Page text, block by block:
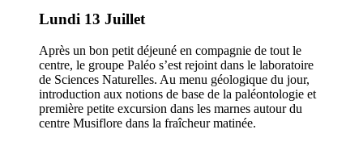
Lundi 13 Juillet
Après un bon petit déjeuné en compagnie de tout le
centre, le groupe Paléo s’est rejoint dans le laboratoire
de Sciences Naturelles. Au menu géologique du jour,
introduction aux notions de base de la paléontologie et
première petite excursion dans les marnes autour du
centre Musiflore dans la fraîcheur matinée.